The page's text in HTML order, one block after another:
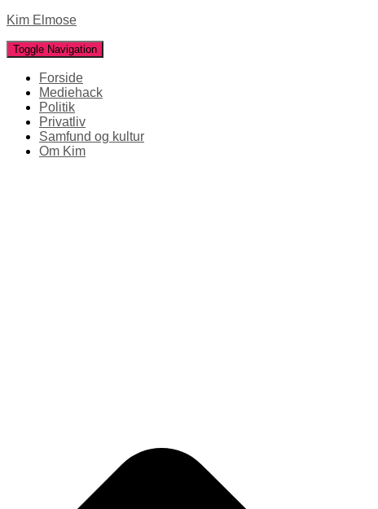
Kim Elmose
Toggle Navigation
Forside
Mediehack
Politik
Privatliv
Samfund og kultur
Om Kim